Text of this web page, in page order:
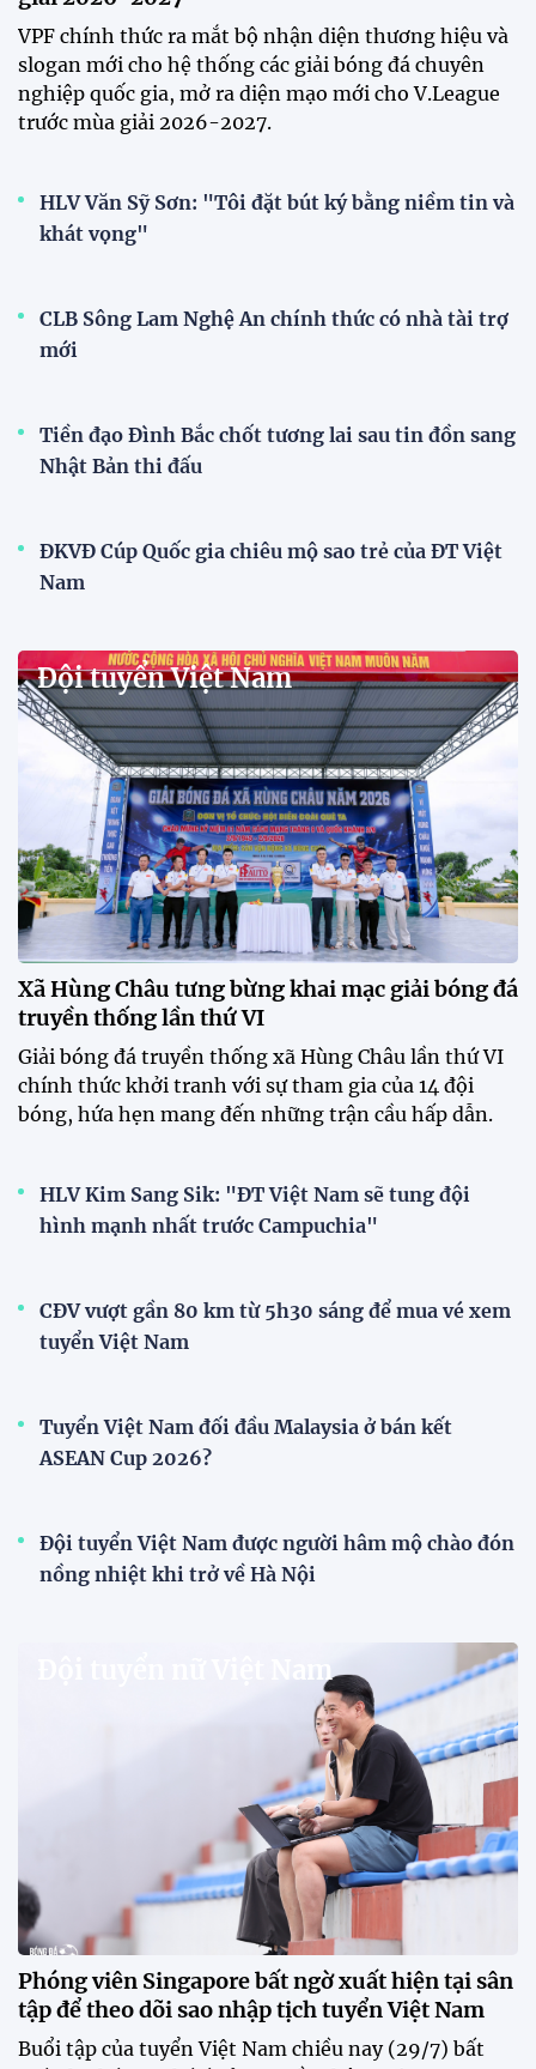
Dàn sao U23 Việt Nam hội quân
trong mưa, sẵn sàng cho chiến
2026
Đội tuyển Việt Nam được tiếp
thêm sức mạnh trước trận gặp
tại ASEAN Cup 2026
17:17 27/07/2026
XSKT Đắk Lắk viết nên lịch sử
với chức vô địch VPL-S7
20:58 26/07/2026
Tài Lộc trở lại, ĐT Việt Nam
"khổ luyện" dưới nắng gắt tại
Hà Nội
12:12 26/07/2026
HLV Kim Sang-sik: "Tuyển Việt
Nam sẽ mang sự tự tin này vào
23:26 24/07/2026
V-League
V.League chính thức khoác "áo mới" trước mùa
VPF chính thức ra mắt bộ nhận diện thương hiệu và
slogan mới cho hệ thống các giải bóng đá chuyên
nghiệp quốc gia, mở ra diện mạo mới cho V.League
trước mùa giải 2026-2027.
HLV Văn Sỹ Sơn: "Tôi đặt bút ký bằng niềm tin và
khát vọng"
CLB Sông Lam Nghệ An chính thức có nhà tài trợ
mới